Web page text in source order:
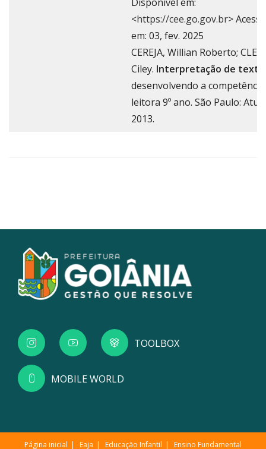
<https://cee.go.gov.br> Acesso
em: 03, fev. 2025
CEREJA, Willian Roberto;
Ciley. Interpretação de
desenvolvendo a competência
leitora 9º ano. São Paulo:
2013.
TOOLBOX
MOBILE WORLD
Página inicial Eaja Educação Infantil Ensino Fundamental